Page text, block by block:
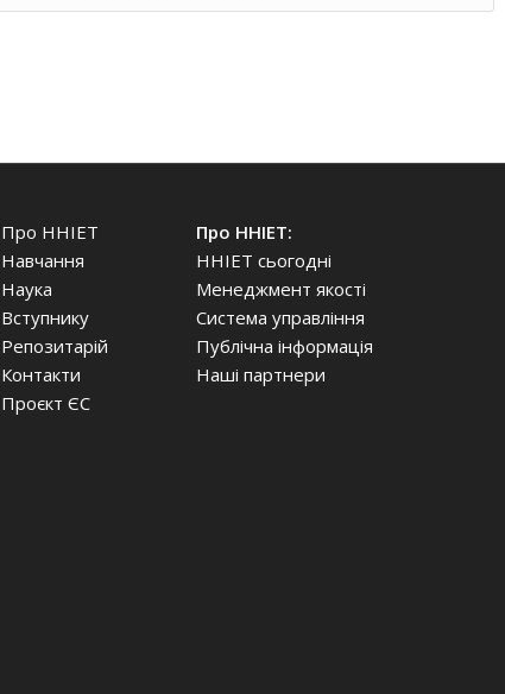
Про ННІЕТ
Навчання
Наука
Вступнику
Репозитарій
Контакти
Проєкт ЄС
Про ННІЕТ:
ННІЕТ сьогодні
Менеджмент якості
Система управління
Публічна інформація
Наші партнери